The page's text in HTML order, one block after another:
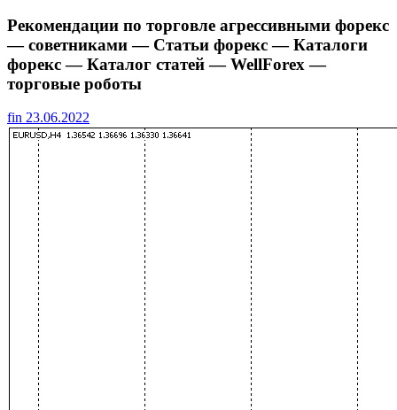
Рекомендации по торговле агрессивными форекс
— советниками — Статьи форекс — Каталоги
форекс — Каталог статей — WellForex —
торговые роботы
fin 23.06.2022